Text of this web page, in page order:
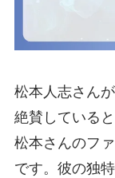
松本人志さん
絶賛している
松本さんのフ
です。彼の独